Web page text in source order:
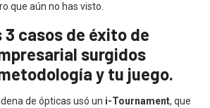
que aún no has visto.
3 casos de éxito de
surgidos
y tu juego.
de ópticas usó un i-Tournament, que